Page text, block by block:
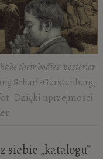
their bodies’ posterior
Scharf-Gerstenberg,
Dzięki uprzejmości
siebie „katalogu”